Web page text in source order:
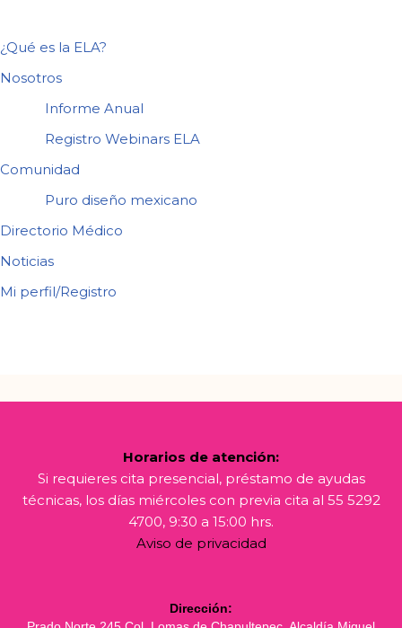
¿Qué es la ELA?
Nosotros
Informe Anual
Registro Webinars ELA
Comunidad
Puro diseño mexicano
Directorio Médico
Noticias
Mi perfil/Registro
Horarios de atención:
Si requieres cita presencial, préstamo de ayudas
técnicas, los días miércoles con previa cita al 55 5292
4700, 9:30 a 15:00 hrs.
Aviso de privacidad
Dirección: